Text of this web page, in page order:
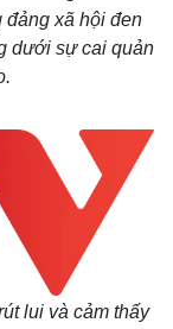
đảng xã hội đen
dưới sự cai quản
lui và cảm thấy